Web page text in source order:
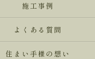
施工事例
よくある質問
住まい手様の想い